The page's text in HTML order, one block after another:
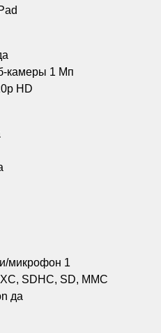
камеры 1 Мп
HD
микрофон 1
SDHC, SD, MMC
да